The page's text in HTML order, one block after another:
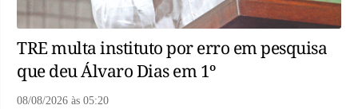
TRE multa instituto por erro em pesquisa
que deu Álvaro Dias em 1º
08/08/2026 às 05:20